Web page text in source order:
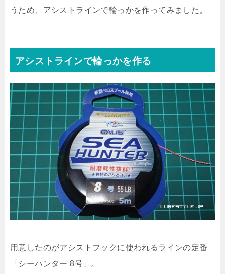
うため、アシストラインで輪っかを作ってみました。
アシストラインで輪っかを作る
用意したのがアシストフックに使われるラインの定番
「シーハンター 8号」。